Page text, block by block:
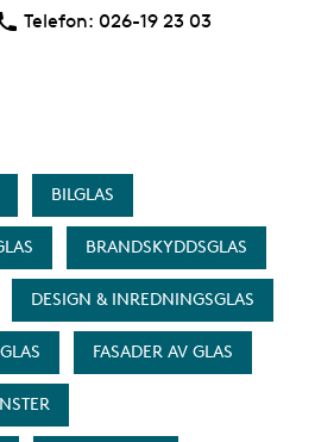
Telefon: Telefon
026-19 23 03
BILGLAS
BRANDSKYDDSGLAS
DESIGN & INREDNINGSGLAS
FASADER AV GLAS